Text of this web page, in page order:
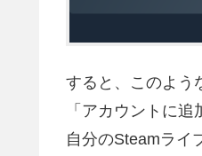
すると、このよう
「アカウントに
自分のSteamライ